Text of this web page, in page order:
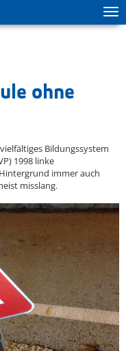
ohne
Bildungssystem
1998 linke
immer auch
misslang.